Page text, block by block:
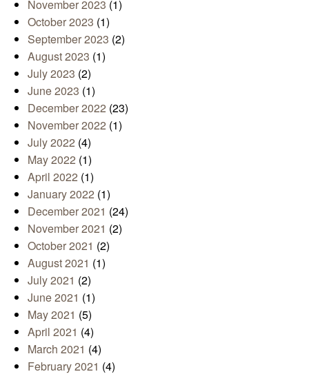
November 2023 (1)
October 2023 (1)
September 2023 (2)
August 2023 (1)
July 2023 (2)
June 2023 (1)
December 2022 (23)
November 2022 (1)
July 2022 (4)
May 2022 (1)
April 2022 (1)
January 2022 (1)
December 2021 (24)
November 2021 (2)
October 2021 (2)
August 2021 (1)
July 2021 (2)
June 2021 (1)
May 2021 (5)
April 2021 (4)
March 2021 (4)
February 2021 (4)